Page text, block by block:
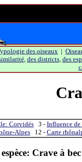
des oiseaux |
, des districts, des
Corvidés 3 - Influence de
Alpes 12 - Carte
Crave à